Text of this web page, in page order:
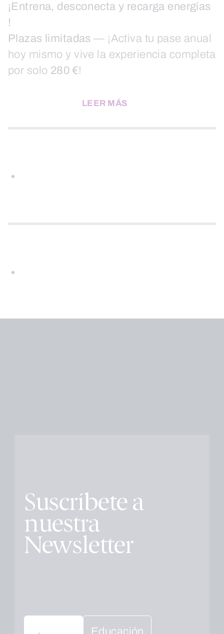
¡Entrena, desconecta y recarga energías
!
Plazas limitadas — ¡Activa tu pase anual
hoy mismo y vive la experiencia completa
por solo 280 €!
LEER MÁS
Suscríbete a
nuestra
Newsletter
Educación